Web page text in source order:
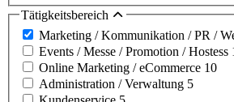
Tätigkeitsbereich
Marketing / Kommunikation / PR /
Events / Messe / Promotion / Hostess
Online Marketing / eCommerce 10
Administration / Verwaltung 5